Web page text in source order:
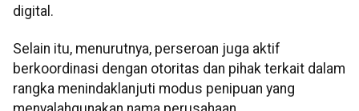
digital.
Selain itu, menurutnya, perseroan juga aktif
berkoordinasi dengan otoritas dan pihak terkait dalam
rangka menindaklanjuti modus penipuan yang